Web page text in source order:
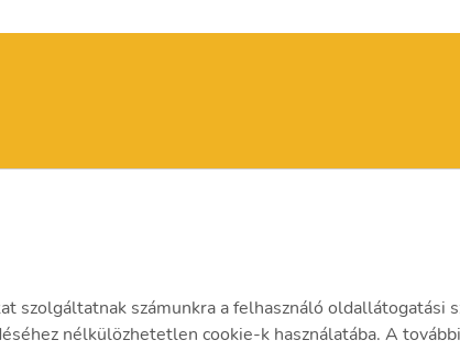
szolgáltatnak számunkra a felhasználó oldallátogatási
nélkülözhetetlen cookie-k használatába. A